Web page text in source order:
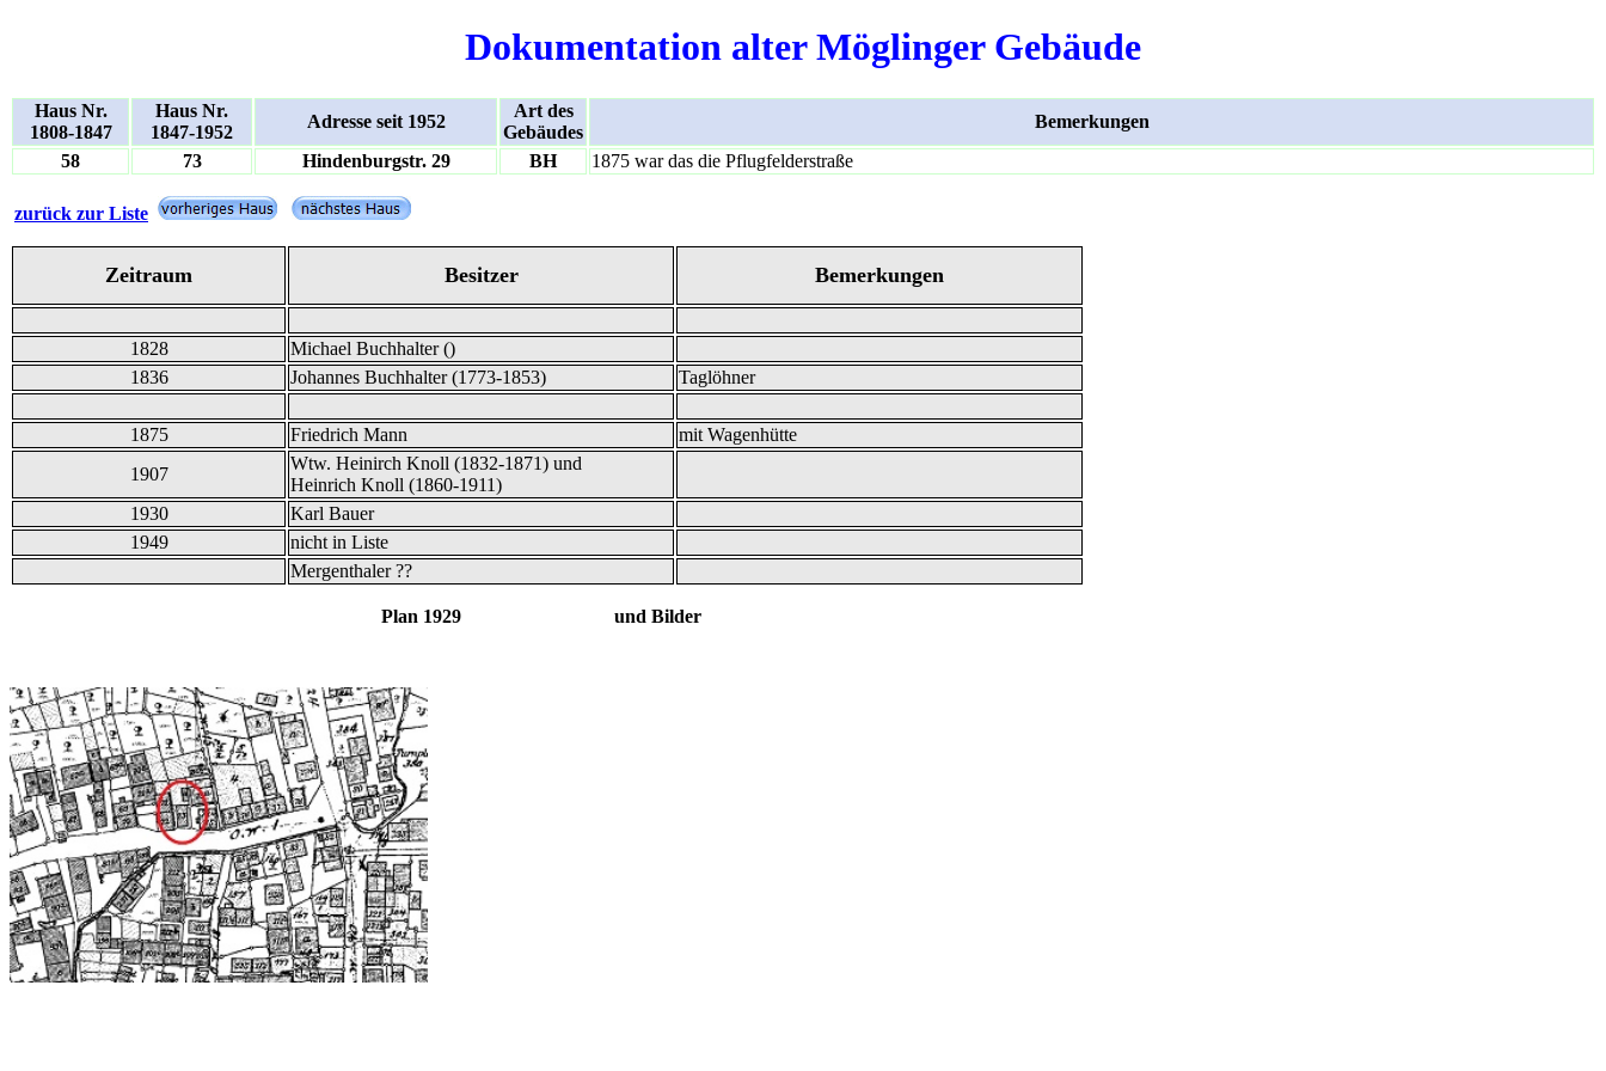
Dokumentation alter Möglinger Gebäude
Haus Nr.
1808-1847
Haus Nr.
1847-1952
Adresse seit 1952
Art des
Gebäudes
Bemerkungen
58
73 Hindenburgstr. 29 BH 1875 war das die Pflugfelderstraße
zurück zur Liste
Zeitraum Besitzer Bemerkungen
1828
Michael Buchhalter ()
1836
Johannes Buchhalter (1773-1853) Taglöhner
1875 Friedrich Mann
mit Wagenhütte
1907
Wtw. Heinirch Knoll (1832-1871) und
Heinrich Knoll (1860-1911)
1930
Karl Bauer
1949
nicht in Liste
Mergenthaler ??
Plan 1929 und Bilder